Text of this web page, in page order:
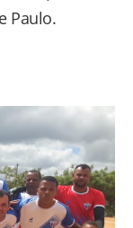
Paulo.